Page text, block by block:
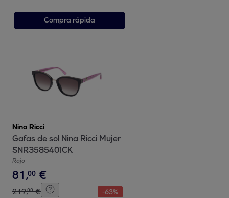
Compra rápida
Nina Ricci
Gafas de sol Nina Ricci Mujer
SNR3585401CK
Rojo
81,00 €
219,00 € -63%